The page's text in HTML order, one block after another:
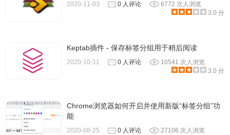
2020-11-03 0 人评论
6772 次人浏览
3.0 分
Keptab插件 - 保存标签分组用于稍后阅读
2020-10-11 0 人评论
10541 次人浏览
3.0 分
Chrome浏览器如何开启并使用新版“标签分组”功
能
2020-08-25 0 人评论
27106 次人浏览